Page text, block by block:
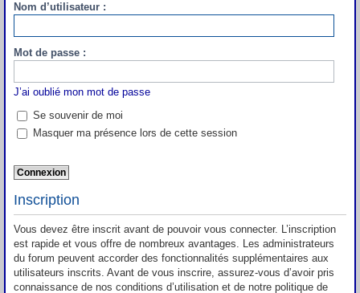
Nom d’utilisateur :
Mot de passe :
J’ai oublié mon mot de passe
Se souvenir de moi
Masquer ma présence lors de cette session
Inscription
Vous devez être inscrit avant de pouvoir vous connecter. L’inscription
est rapide et vous offre de nombreux avantages. Les administrateurs
du forum peuvent accorder des fonctionnalités supplémentaires aux
utilisateurs inscrits. Avant de vous inscrire, assurez-vous d’avoir pris
connaissance de nos conditions d’utilisation et de notre politique de